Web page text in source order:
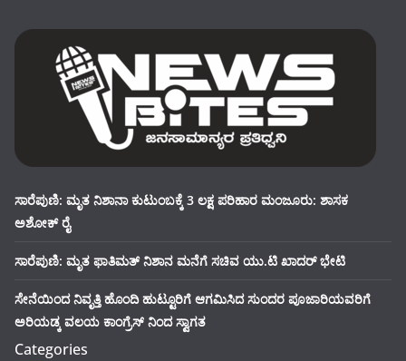
ಸಾರೆಪುಣಿ: ಮೃತ ನಿಶಾನಾ ಕುಟುಂಬಕ್ಕೆ 3 ಲಕ್ಷ ಪರಿಹಾರ ಮಂಜೂರು: ಶಾಸಕ
ಅಶೋಕ್ ರೈ
ಸಾರೆಪುಣಿ: ಮೃತ ಫಾತಿಮತ್ ನಿಶಾನ ಮನೆಗೆ ಸಚಿವ ಯು.ಟಿ ಖಾದರ್ ಭೇಟಿ
ಸೇನೆಯಿಂದ ನಿವೃತ್ತಿ ಹೊಂದಿ ಹುಟ್ಟೂರಿಗೆ ಆಗಮಿಸಿದ ಸುಂದರ ಪೂಜಾರಿಯವರಿಗೆ
ಅರಿಯಡ್ಕ ವಲಯ ಕಾಂಗ್ರೆಸ್ ನಿಂದ ಸ್ವಾಗತ
Categories